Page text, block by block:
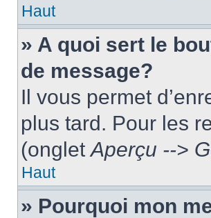
Haut
» A quoi sert le
de message?
Il vous permet
plus tard. Pour les
(ongletAperçu -->
Haut
» Pourquoi mon